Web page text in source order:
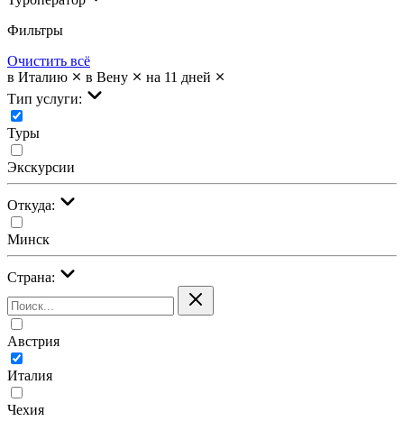
Фильтры
Очистить всё
в Италию
в Вену
на 11 дней
Тип услуги:
Туры
Экскурсии
Откуда:
Минск
Страна:
Австрия
Италия
Чехия